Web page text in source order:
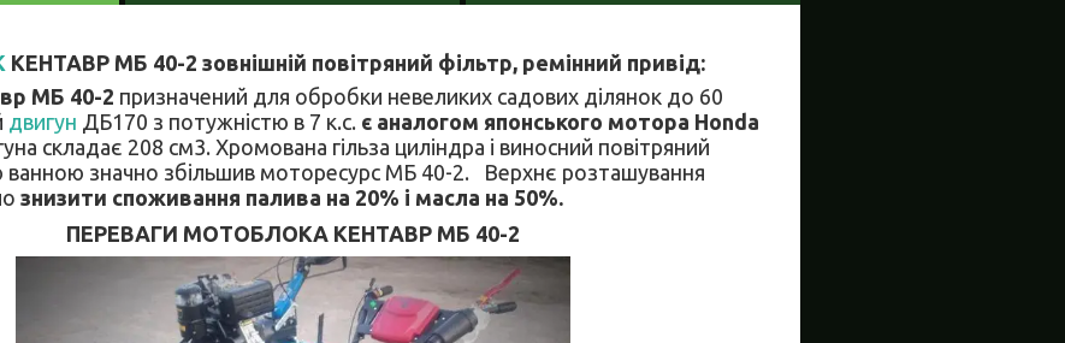
КЕНТАВР МБ 40-2 зовнішній повітряний фільтр, ремінний привід:
МБ 40-2 призначений для обробки невеликих садових ділянок до 60
двигун ДБ170 з потужністю в 7 к.с. є аналогом японського мотора Honda
складає 208 см3. Хромована гільза циліндра і виносний повітряний
ванною значно збільшив моторесурс МБ 40-2. Верхнє розташування
знизити споживання палива на 20% і масла на 50%.
ПЕРЕВАГИ МОТОБЛОКА КЕНТАВР МБ 40-2